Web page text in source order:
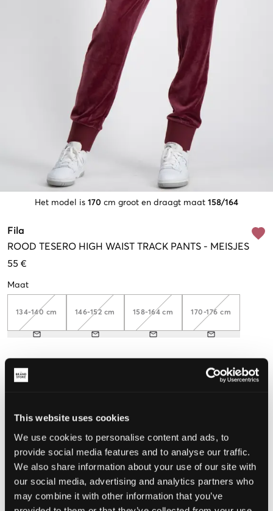
This website uses cookies
We use cookies to personalise content and ads, to
provide social media features and to analyse our traffic.
We also share information about your use of our site with
our social media, advertising and analytics partners who
may combine it with other information that you’ve
Het model is 170 cm groot en draagt maat 158/164
Fila
ROOD TESERO HIGH WAIST TRACK PANTS - MEISJES
55 €
Maat
134-140 cm 146-152 cm 158-164 cm 170-176 cm
De maat lijkt
KIES EEN MAAT
Snelle levering
Gratis verzending vanaf €69
Recht op herroeping binnen 60 dagen